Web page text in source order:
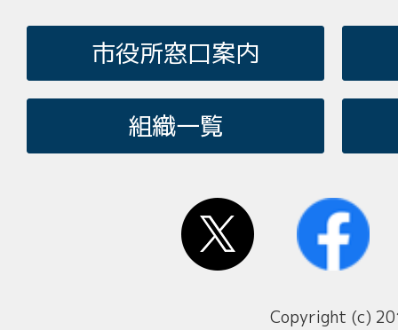
市役所窓口案内
組織一覧
Copyright (c)